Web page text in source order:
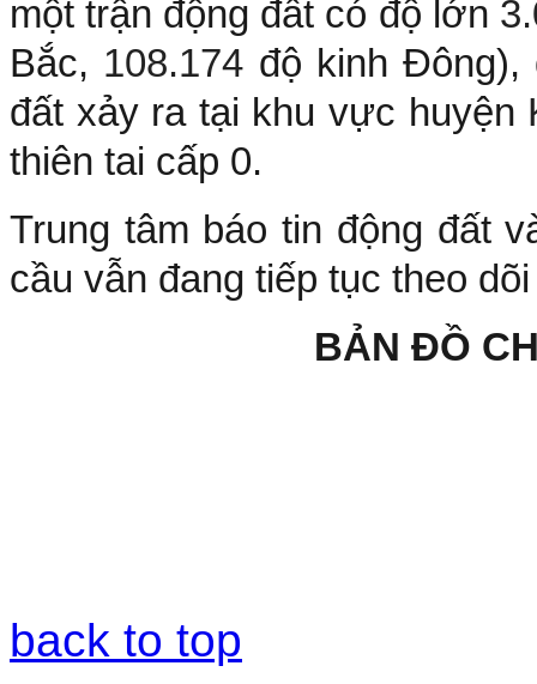
một trận động đất có độ lớn
Bắc, 108.174 độ kinh
đất xảy ra tại khu vực huyện
thiên tai cấp 0.
Trung tâm báo tin động đất
cầu vẫn đang tiếp tục theo
BẢN ĐỒ
back to top